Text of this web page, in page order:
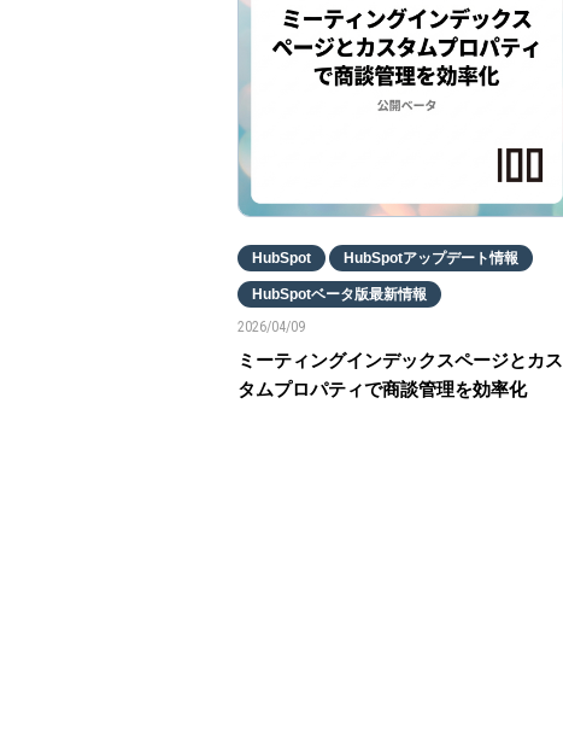
HubSpot HubSpotアップデート情報
HubSpotベータ版最新情報
2026/04/09
ミーティングインデックスページとカス
タムプロパティで商談管理を効率化